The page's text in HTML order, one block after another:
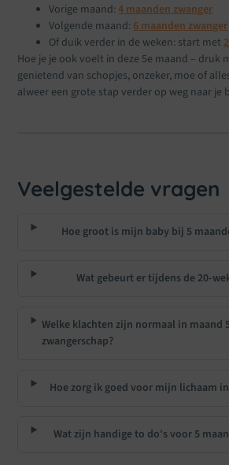
Vorige maand:4 maanden zwanger
Volgende maand: 6 maanden zwanger
Of duik verder in de weken: start met
Hoe je je ook voelt in deze 5e maand – druk
genietend van schopjes, onzeker, moe of
alweer een grote stap verder op weg naar je
Veelgestelde vragen
Hoe groot is mijn baby bij 5
Wat gebeurt er tijdens de 20-
Welke klachten zijn normaal in maand
zwangerschap?
Hoe zorg ik goed voor mijn lichaam
Wat zijn handige to do's voor 5